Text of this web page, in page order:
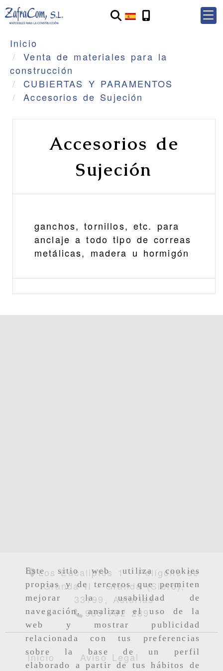
Este sitio web utiliza cookies
propias y de terceros que permiten
mejorar la usabilidad de
navegación, analizar el uso de la
web y mostrar publicidad
relacionada con tus preferencias
sobre la base de un perfil
elaborado a partir de tus hábitos de
Inicio
Venta de materiales para la
construcción
CUBIERTAS Y PARAMENTOS
Accesorios de Sujeción
Accesorios de
Sujeción
ganchos, tornillos, etc. para
anclaje a todo tipo de correas
metálicas, madera u hormigón
Los Eucaliptos 1 - Polígono de
Granda II -Granda (Siero),
33199, Asturias
985 792 289
Inicio Aviso Legal